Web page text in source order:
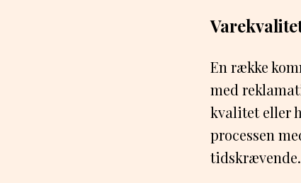
En række
med
kvalitet eller
processen
tidskrævende.